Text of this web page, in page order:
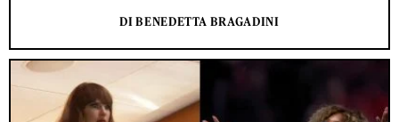
DI BENEDETTA BRAGADINI